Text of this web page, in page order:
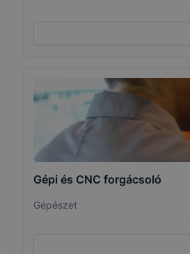
Gépi és CNC forgácsoló
Gépészet